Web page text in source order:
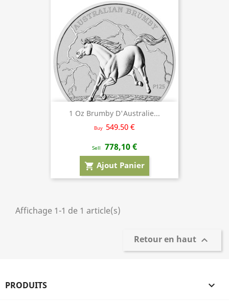
1 Oz Brumby D'Australie...
Buy 549.50 €
Sell 778,10 €
shopping_cart Ajout Panier
Affichage 1-1 de 1 article(s)
Retour en haut 
PRODUITS 